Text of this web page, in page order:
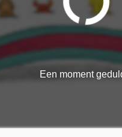
Een moment